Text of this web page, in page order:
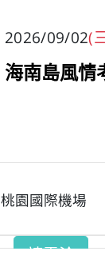
2026/09/02(
海南島風情
桃園國際機場
請電洽